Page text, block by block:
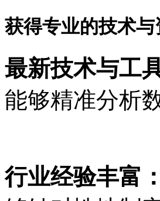
获得专业的技术与
最新技术与工
能够精准分析
行业经验丰富：